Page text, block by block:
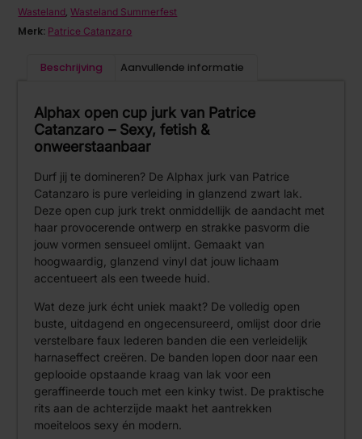
Wasteland,Wasteland Summerfest
Merk: Patrice Catanzaro
Beschrijving Aanvullende informatie
Alphax open cup jurk van Patrice
Catanzaro – Sexy, fetish &
onweerstaanbaar
Durf jij te domineren? De Alphax jurk van Patrice
Catanzaro is pure verleiding in glanzend zwart lak.
Deze open cup jurk trekt onmiddellijk de aandacht met
haar provocerende ontwerp en strakke pasvorm die
jouw vormen sensueel omlijnt. Gemaakt van
hoogwaardig, glanzend vinyl dat jouw lichaam
accentueert als een tweede huid.
Wat deze jurk écht uniek maakt? De volledig open
buste, uitdagend en ongecensureerd, omlijst door drie
verstelbare faux lederen banden die een verleidelijk
harnaseffect creëren. De banden lopen door naar een
geplooide opstaande kraag van lak voor een
geraffineerde touch met een kinky twist. De praktische
rits aan de achterzijde maakt het aantrekken
moeiteloos sexy én modern.